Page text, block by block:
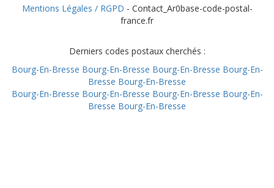
Mentions Légales / RGPD - Contact_Ar0base-code-postal-
france.fr
Derniers codes postaux cherchés :
Bourg-En-Bresse Bourg-En-Bresse Bourg-En-Bresse Bourg-En-
Bresse Bourg-En-Bresse
Bourg-En-Bresse Bourg-En-Bresse Bourg-En-Bresse Bourg-En-
Bresse Bourg-En-Bresse